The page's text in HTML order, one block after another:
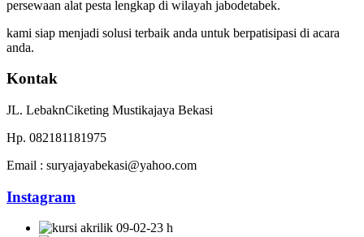
persewaan alat pesta lengkap di wilayah jabodetabek.
kami siap menjadi solusi terbaik anda untuk berpatisipasi di acara
anda.
Kontak
JL. LebaknCiketing Mustikajaya Bekasi
Hp. 082181181975
Email : suryajayabekasi@yahoo.com
Instagram